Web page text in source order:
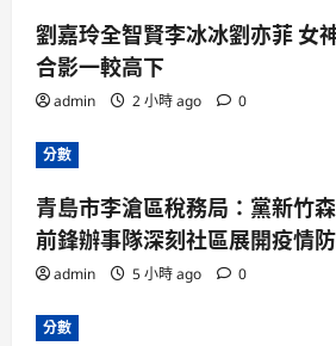
劉嘉玲全智賢李冰冰劉亦菲 女
合影一較高下
admin 2 小時 ago 0
分數
青島市李滄區稅務局：黨新竹
前鋒辦事隊深刻社區展開疫情
admin 5 小時 ago 0
分數